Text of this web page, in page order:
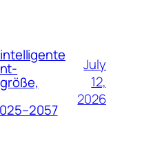
July
12,
2026